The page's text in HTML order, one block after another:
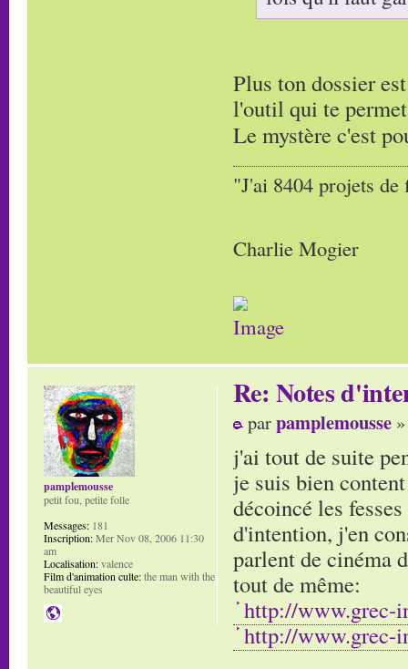
Plus ton dossier
l'outil qui te
Le mystère c'est
"J'ai 8404 projets
Charlie Mogier
Re: Notes
parpamplemousse
j'ai tout de suite
je suis bien
décoincé les
d'intention, j'en
parlent de cinéma
tout de même:
http://www.grec-
http://www.grec-
pamplemousse
petit fou, petite folle
Messages: 181
Inscription:Mer Nov 08, 2006 11:30
am
Localisation:valence
Film d'animation culte:the man with the
beautiful eyes